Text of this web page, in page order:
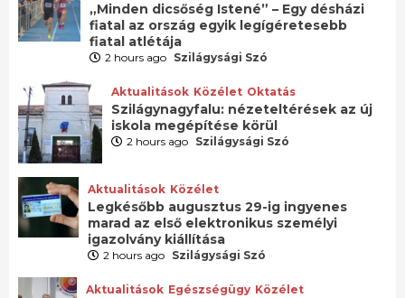
„Minden dicsőség Istené” – Egy désházi
fiatal az ország egyik legígéretesebb
fiatal atlétája
2 hours ago Szilágysági Szó
Aktualitások Közélet Oktatás
Szilágynagyfalu: nézeteltérések az új
iskola megépítése körül
2 hours ago Szilágysági Szó
Aktualitások Közélet
Legkésőbb augusztus 29-ig ingyenes
marad az első elektronikus személyi
igazolvány kiállítása
2 hours ago Szilágysági Szó
Aktualitások Egészségügy Közélet